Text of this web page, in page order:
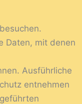
Daten, mit denen
Ausführliche
entnehmen